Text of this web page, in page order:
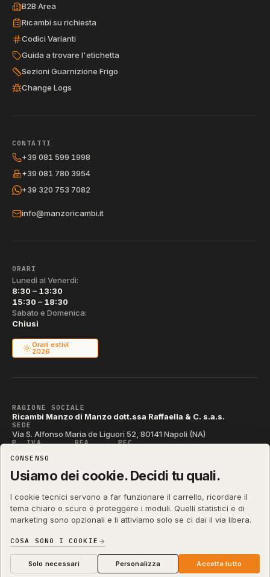
B2B Area
Ricambi su richiesta
Codici Varianti
Guida a trovare l'etichetta
Sezioni Guarnizione Frigo
Change Logs
CONTATTI
+39 081 599 1998
+39 081 780 3954
+39 320 753 7082
info@manzoricambi.it
ORARI
Lunedì al Venerdì:
8:30 – 13:30
15:30 – 18:30
Sabato e Domenica:
Chiusi
Orari estivi
2026
RAGIONE SOCIALE
Ricambi Manzo di Manzo dott.ssa Raffaella & C. s.a.s.
SEDE
Via S. Alfonso Maria de Liguori 52, 80141 Napoli (NA)
P. IVA REA PEC
CODICE SDI
T04ZHR3
shop.manzoricambi.it
Stefano Russo
Privacy & Cookie·Termini
Preferenze cookie
CONSENSO
Usiamo dei cookie. Decidi tu quali.
I cookie tecnici servono a far funzionare il carrello, ricordare il
tema chiaro o scuro e proteggere i moduli. Quelli statistici e di
marketing sono opzionali e li attiviamo solo se ci dai il via libera.
COSA SONO I COOKIE
Solo necessari Personalizza Accetta tutto